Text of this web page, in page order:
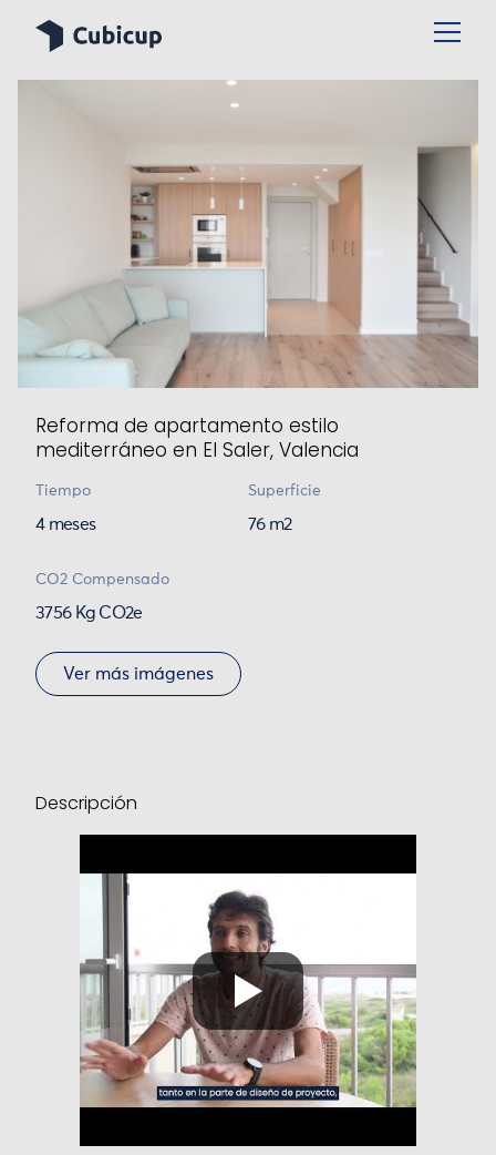
Reforma de apartamento estilo
mediterráneo en El Saler, Valencia
Tiempo
4 meses
Superficie
76 m2
CO2 Compensado
3756 Kg CO2e
Ver más imágenes
Descripción